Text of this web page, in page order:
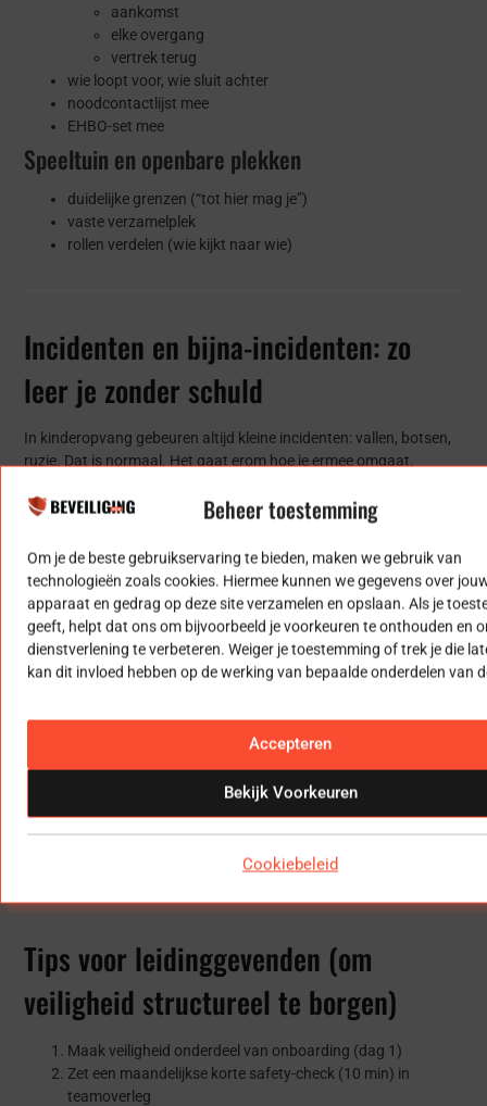
Beheer toestemming
Om je de beste gebruikservaring te bieden, maken we gebruik van
technologieën zoals cookies. Hiermee kunnen we gegevens over
apparaat en gedrag op deze site verzamelen en opslaan. Als je
geeft, helpt dat ons om bijvoorbeeld je voorkeuren te onthouden en
dienstverlening te verbeteren. Weiger je toestemming of trek je die
kan dit invloed hebben op de werking van bepaalde onderdelen van
Accepteren
Bekijk Voorkeuren
Cookiebeleid
aankomst
elke overgang
vertrek terug
wie loopt voor, wie sluit achter
noodcontactlijst mee
EHBO-set mee
Speeltuin en openbare plekken
duidelijke grenzen (“tot hier mag je”)
vaste verzamelplek
rollen verdelen (wie kijkt naar wie)
Incidenten en bijna-incidenten: zo
leer je zonder schuld
In kinderopvang gebeuren altijd kleine incidenten: vallen, botsen,
ruzie. Dat is normaal. Het gaat erom hoe je ermee omgaat.
Registreren (kort en feitelijk)
waar en wanneer?
welke actie is genomen?
ouder geïnformeerd?
vervolg nodig?
Trenddenken
altijd bij overgang naar buiten?
altijd bij één kind/groep?
Gebruik het om inrichting of afspraken aan te passen.
Tips voor leidinggevenden (om
veiligheid structureel te borgen)
Maak veiligheid onderdeel van onboarding (dag 1)
Zet een maandelijkse korte safety-check (10 min) in
teamoverleg